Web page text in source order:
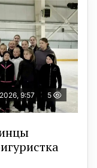
9:57 5